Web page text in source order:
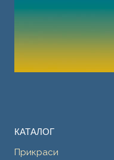
КАТАЛОГ
Прикраси